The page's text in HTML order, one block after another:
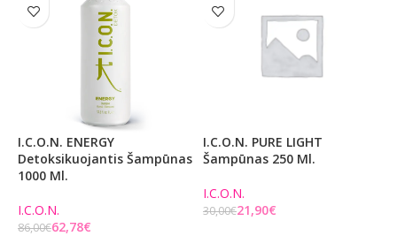
I.C.O.N. ENERGY
Detoksikuojantis Šampūnas
1000 Ml.
I.C.O.N.
86,00€62,78€
I.C.O.N. PURE LIGHT
Šampūnas 250 Ml.
I.C.O.N.
30,00€21,90€